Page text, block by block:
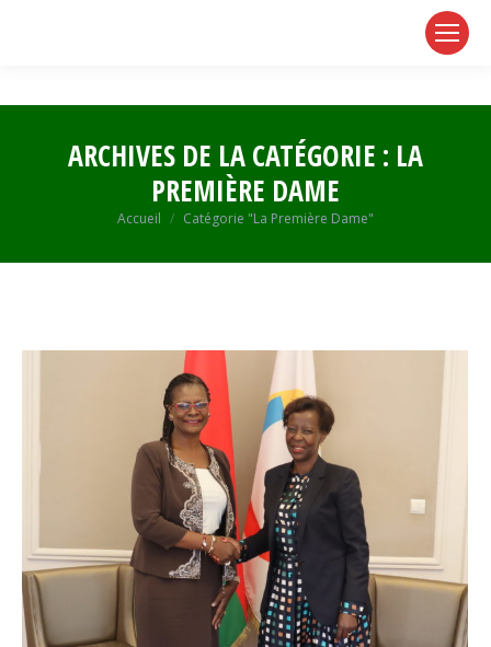
ARCHIVES DE LA CATÉGORIE : LA
PREMIÈRE DAME
Vous êtes ici :
Accueil Catégorie "La Première Dame"